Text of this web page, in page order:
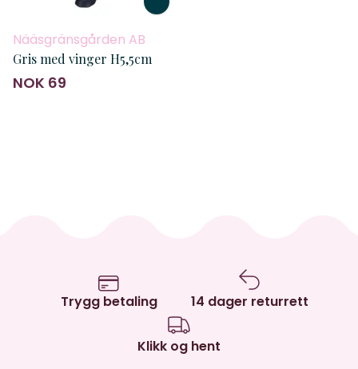
Nääsgränsgården AB
Gris med vinger H5,5cm
NOK 69
Trygg betaling 14 dager returrett
Klikk og hent